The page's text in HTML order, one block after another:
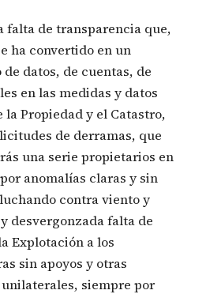
falta de transparencia que,
ha convertido en un
datos, de cuentas, de
en las medidas y datos
la Propiedad y el Catastro,
de derramas, que
una serie propietarios en
anomalías claras y sin
contra viento y
desvergonzada falta de
Explotación a los
sin apoyos y otras
siempre por